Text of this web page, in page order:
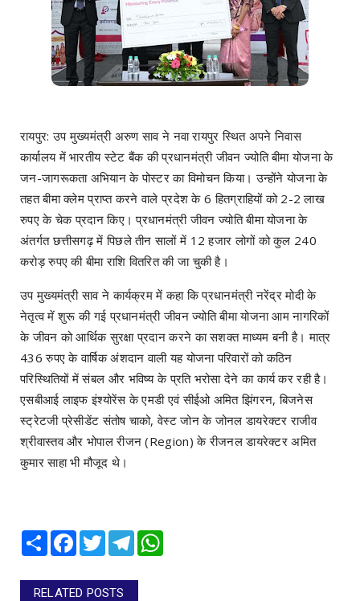
रायपुर: उप मुख्यमंत्री अरुण साव ने नवा रायपुर स्थित अपने निवास
कार्यालय में भारतीय स्टेट बैंक की प्रधानमंत्री जीवन ज्योति बीमा योजना के
जन-जागरूकता अभियान के पोस्टर का विमोचन किया। उन्होंने योजना के
तहत बीमा क्लेम प्राप्त करने वाले प्रदेश के 6 हितग्राहियों को 2-2 लाख
रुपए के चेक प्रदान किए। प्रधानमंत्री जीवन ज्योति बीमा योजना के
अंतर्गत छत्तीसगढ़ में पिछले तीन सालों में 12 हजार लोगों को कुल 240
करोड़ रुपए की बीमा राशि वितरित की जा चुकी है।
उप मुख्यमंत्री साव ने कार्यक्रम में कहा कि प्रधानमंत्री नरेंद्र मोदी के
नेतृत्व में शुरू की गई प्रधानमंत्री जीवन ज्योति बीमा योजना आम नागरिकों
के जीवन को आर्थिक सुरक्षा प्रदान करने का सशक्त माध्यम बनी है। मात्र
436 रुपए के वार्षिक अंशदान वाली यह योजना परिवारों को कठिन
परिस्थितियों में संबल और भविष्य के प्रति भरोसा देने का कार्य कर रही है।
एसबीआई लाइफ इंश्योरेंस के एमडी एवं सीईओ अमित झिंगरन, बिजनेस
स्ट्रेटजी प्रेसीडेंट संतोष चाको, वेस्ट जोन के जोनल डायरेक्टर राजीव
श्रीवास्तव और भोपाल रीजन (Region) के रीजनल डायरेक्टर अमित
कुमार साहा भी मौजूद थे।
Share Facebook
TwitterTelegram
RELATED POSTS